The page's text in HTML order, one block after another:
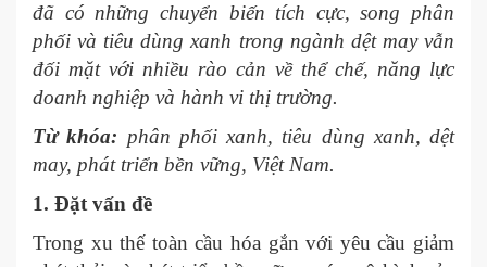
đã có những chuyển biến tích cực, song phân
phối và tiêu dùng xanh trong ngành dệt may vẫn
đối mặt với nhiều rào cản về thể chế, năng lực
doanh nghiệp và hành vi thị trường.
Từ khóa: phân phối xanh, tiêu dùng xanh, dệt
may, phát triển bền vững, Việt Nam.
1. Đặt vấn đề
Trong xu thế toàn cầu hóa gắn với yêu cầu giảm